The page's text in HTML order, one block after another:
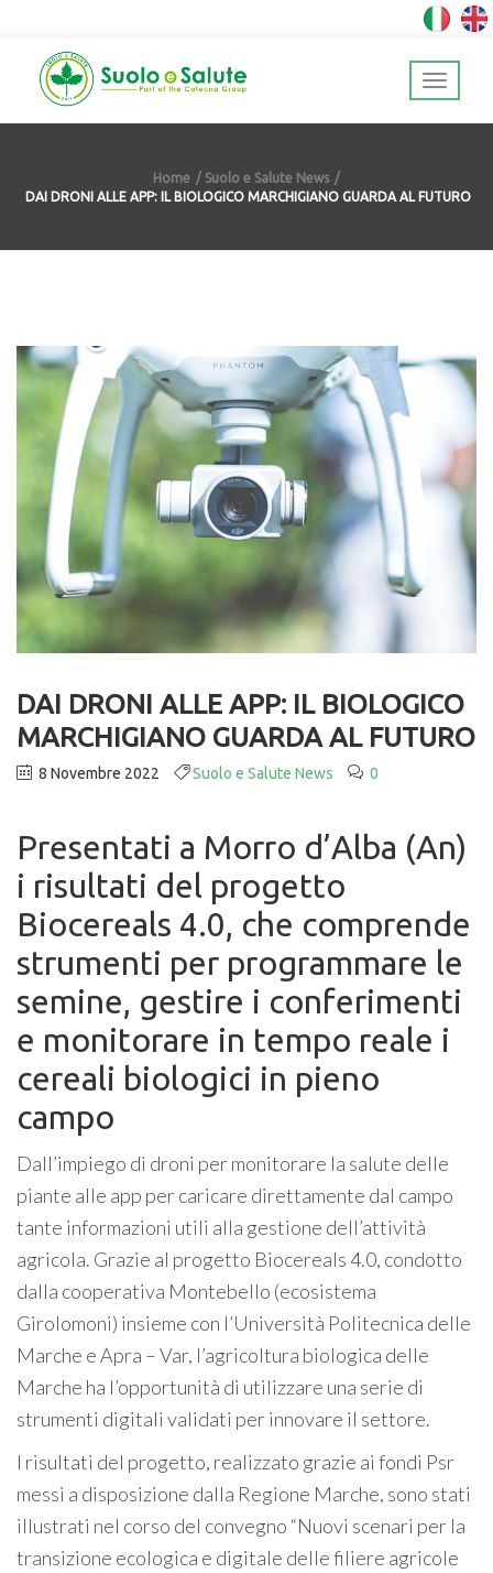
Home
Suolo e Salute News
DAI DRONI ALLE APP: IL BIOLOGICO MARCHIGIANO GUARDA AL FUTURO
DAI DRONI ALLE APP: IL BIOLOGICO
MARCHIGIANO GUARDA AL FUTURO
8 Novembre 2022 Suolo e Salute News 0
Presentati a Morro d’Alba (An)
i risultati del progetto
Biocereals 4.0, che comprende
strumenti per programmare le
semine, gestire i conferimenti
e monitorare in tempo reale i
cereali biologici in pieno
campo
Dall’impiego di droni per monitorare la salute delle
piante alle app per caricare direttamente dal campo
tante informazioni utili alla gestione dell’attività
agricola. Grazie al progetto Biocereals 4.0, condotto
dalla cooperativa Montebello (ecosistema
Girolomoni) insieme con l’Università Politecnica delle
Marche e Apra – Var, l’agricoltura biologica delle
Marche ha l’opportunità di utilizzare una serie di
strumenti digitali validati per innovare il settore.
I risultati del progetto, realizzato grazie ai fondi Psr
messi a disposizione dalla Regione Marche, sono stati
illustrati nel corso del convegno “Nuovi scenari per la
transizione ecologica e digitale delle filiere agricole